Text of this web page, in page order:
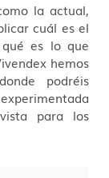
la actual,
cuál es el
es lo que
hemos
podréis
para los